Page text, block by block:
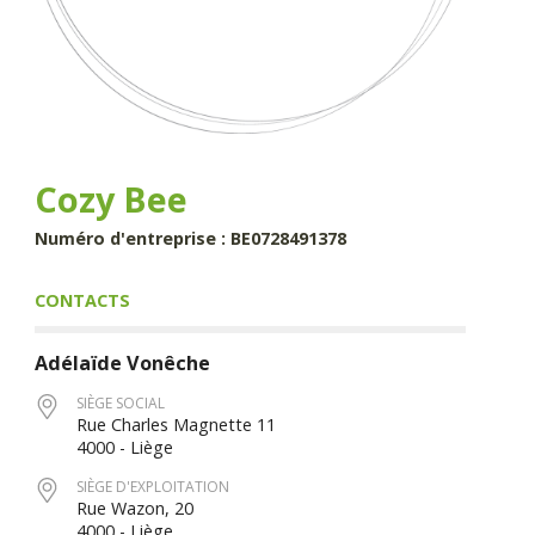
Cozy Bee
Numéro d'entreprise : BE0728491378
CONTACTS
Adélaïde Vonêche
SIÈGE SOCIAL
Rue Charles Magnette 11
4000 - Liège
SIÈGE D'EXPLOITATION
Rue Wazon, 20